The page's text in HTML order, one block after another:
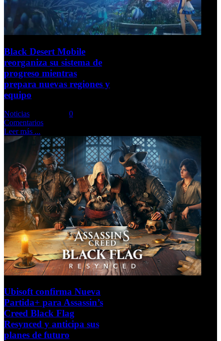
Black Desert Mobile
reorganiza su sistema de
progreso mientras
prepara nuevas regiones y
equipo
Noticias
0
Comentarios
Leer más ...
Ubisoft confirma Nueva
Partida+ para Assassin’s
Creed Black Flag
Resynced y anticipa sus
planes de futuro